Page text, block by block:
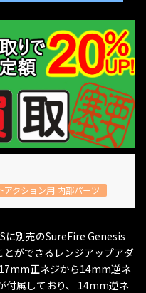
アクション用 内部パーツ
に別売のSureFire Genesis
ができるレンジアップアダ
正ネジから14mm逆ネ
付属しており、 14mm逆ネ